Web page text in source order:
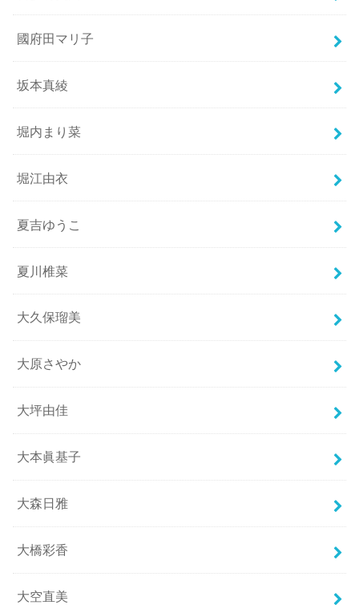
國府田マリ子
坂本真綾
堀内まり菜
堀江由衣
夏吉ゆうこ
夏川椎菜
大久保瑠美
大原さやか
大坪由佳
大本眞基子
大森日雅
大橋彩香
大空直美